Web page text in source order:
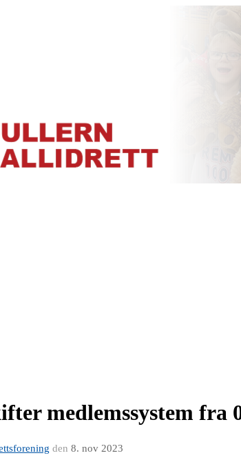
medlemssystem fra
den 8. nov 2023